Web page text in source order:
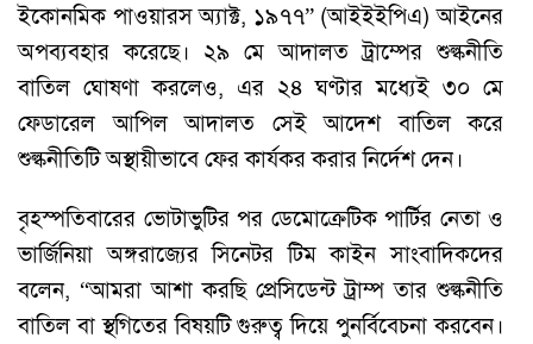
ইকোনমিক পাওয়ারস অ্যাক্ট, ১৯৭৭” (আইইইপিএ) আইনের
অপব্যবহার করেছে। ২৯ মে আদালত ট্রাম্পের শুল্কনীতি
বাতিল ঘোষণা করলেও, এর ২৪ ঘণ্টার মধ্যেই ৩০ মে
ফেডারেল আপিল আদালত সেই আদেশ বাতিল করে
শুল্কনীতিটি অস্থায়ীভাবে ফের কার্যকর করার নির্দেশ দেন।
বৃহস্পতিবারের ভোটাভুটির পর ডেমোক্রেটিক পার্টির নেতা ও
ভার্জিনিয়া অঙ্গরাজ্যের সিনেটর টিম কাইন সাংবাদিকদের
বলেন, “আমরা আশা করছি প্রেসিডেন্ট ট্রাম্প তার শুল্কনীতি
বাতিল বা স্থগিতের বিষয়টি গুরুত্ব দিয়ে পুনর্বিবেচনা করবেন।